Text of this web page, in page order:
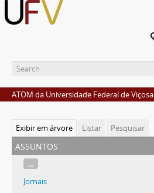
ATOM da Universidade Federal de Viçosa
Exibir em árvore Listar Pesquisar
assuntos
...
Jornais